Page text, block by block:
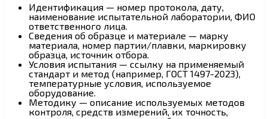
Идентификация — номер протокола, дату,
наименование испытательной лаборатории, ФИО
ответственного лица.
Сведения об образце и материале — марку
материала, номер партии/плавки, маркировку
образца, источник отбора.
Условия испытания — ссылку на применяемый
стандарт и метод (например, ГОСТ 1497-2023),
температурные условия, используемое
оборудование.
Методику — описание используемых методов
контроля, средств измерений, их точность,